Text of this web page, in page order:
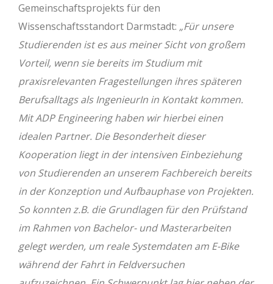
Gemeinschaftsprojekts für den
Wissenschaftsstandort Darmstadt: „Für unsere
Studierenden ist es aus meiner Sicht von großem
Vorteil, wenn sie bereits im Studium mit
praxisrelevanten Fragestellungen ihres späteren
Berufsalltags als IngenieurIn in Kontakt kommen.
Mit ADP Engineering haben wir hierbei einen
idealen Partner. Die Besonderheit dieser
Kooperation liegt in der intensiven Einbeziehung
von Studierenden an unserem Fachbereich bereits
in der Konzeption und Aufbauphase von Projekten.
So konnten z.B. die Grundlagen für den Prüfstand
im Rahmen von Bachelor- und Masterarbeiten
gelegt werden, um reale Systemdaten am E-Bike
während der Fahrt in Feldversuchen